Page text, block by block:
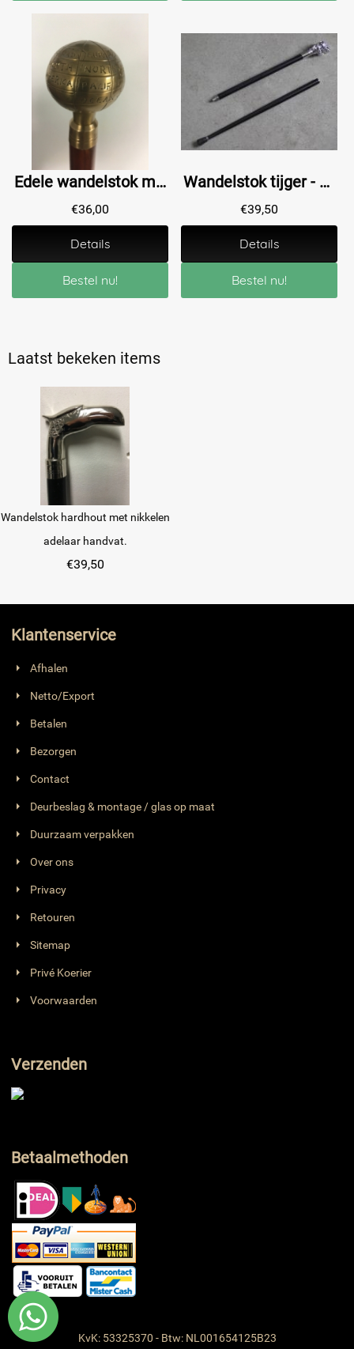
Edele wandelstok met prachtige messing wereldbol
€36,00
Details
Bestel nu!
Wandelstok tijger - alu - 92 cm
€39,50
Details
Bestel nu!
Laatst bekeken items
Wandelstok hardhout met nikkelen
adelaar handvat.
€39,50
Klantenservice
Afhalen
Netto/Export
Betalen
Bezorgen
Contact
Deurbeslag & montage / glas op maat
Duurzaam verpakken
Over ons
Privacy
Retouren
Sitemap
Privé Koerier
Voorwaarden
Verzenden
Betaalmethoden
KvK: 53325370 - Btw: NL001654125B23